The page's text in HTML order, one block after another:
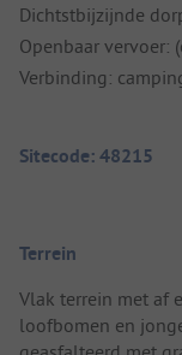
Dichtstbijzijnde
Openbaar vervoer:
Verbinding:
Sitecode: 48215
Terrein
Vlak terrein met af
loofbomen en